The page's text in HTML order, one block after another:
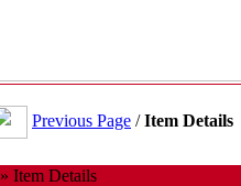
Previous Page /Item Details
» Item Details